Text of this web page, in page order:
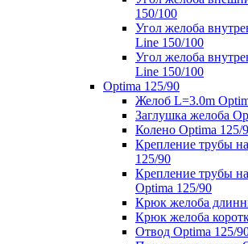
150/100
Угол желоба
Line 150/100
Угол желоба
Line 150/100
Optima 125/90
Желоб L=3.0m
Заглушка желоба
Колено Optima 125/
Крепление трубы
125/90
Крепление трубы
Optima 125/90
Крюк желоба
Крюк желоба
Отвод Optima 125/